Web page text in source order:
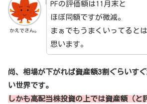
かえでさん。
PFの評価額は11月末と
ほぼ同額ですが微減。
まぁでもうまくいってるとは
思います。
尚、相場が下がれば資産額3割ぐらいす
い世界です。
しかも高配当株投資の上では資産額（と